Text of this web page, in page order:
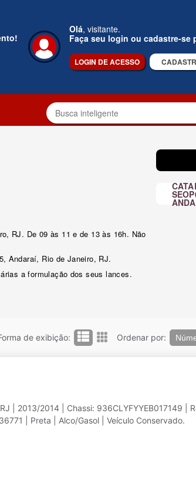
Olá, visitante.
Faça seu login ou cadastre-se
LOGIN DE ACESSO
RJ. De 09 às 11 e de 13 às 16h. Não
Andaraí, Rio de Janeiro, RJ.
a formulação dos seus lances.
de exibição: Ordenar por:
| 2013/2014 | Chassi: 936CLYFYYEB017149 |
| Preta | Alco/Gasol | Veículo Conservado.